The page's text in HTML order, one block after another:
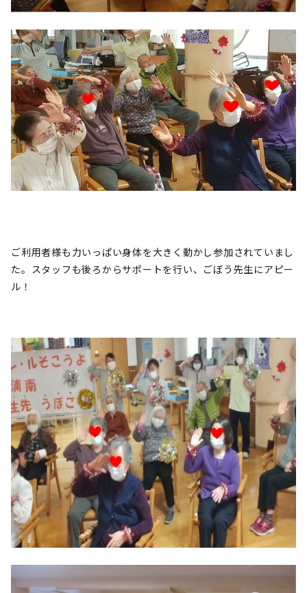
ご利用者様も力いっぱい身体を大きく動かし参加されていまし
た。スタッフも後ろからサポートを行い、ごぼう先生にアピー
ル！